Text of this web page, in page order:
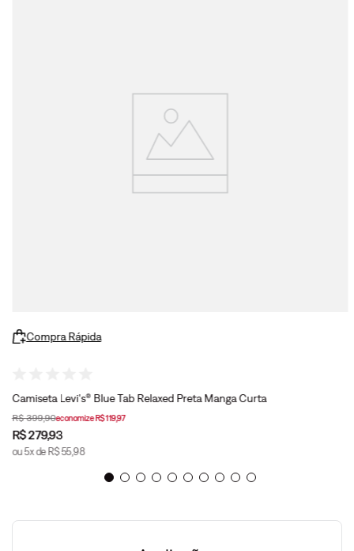
Compra Rápida
Camiseta Levi's® Blue Tab Relaxed Preta Manga Curta
R$ 399,90economizeR$119,97
R$279,93
ou5x de R$ 55,98